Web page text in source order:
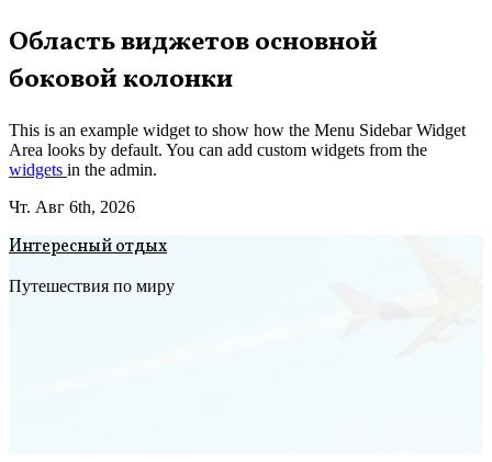
Перейти
к
содержимому
Область виджетов основной
боковой колонки
This is an example widget to show how the Menu Sidebar Widget
Area looks by default. You can add custom widgets from the
widgets in the admin.
Чт. Авг 6th, 2026
Интересный отдых
Путешествия по миру